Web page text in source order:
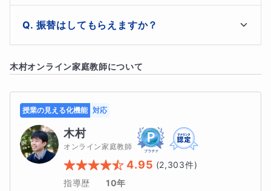
方で採点とフィードバックを行います。もちろん、次回
の授業で再度詳しく解説もします！
生徒さんの理解度に合わせて進め、つまずいている部分
を重点的にサポートします。毎回、練習問題を取り入れ
て実践的な力も養います。
振替はしてもらえますか？
いよう必ず振替はさせていただくのでご安心ください。
木村オンライン家庭教師について
授業の見える化機能 対応
木村
オンライン家庭教師
4.95 (2,303件)
指導歴
10年